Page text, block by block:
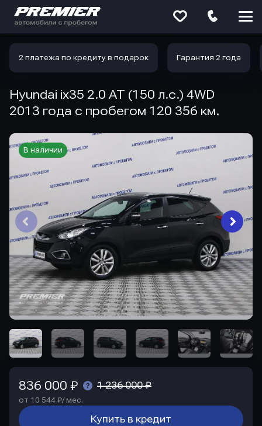
2 платежа по кредиту в подарок Гарантия 2 года
Hyundai ix35 2.0 AT (150 л.с.) 4WD
2013 года с пробегом 120 356 км.
В наличии
836 000 ₽ 1 236 000 ₽
от 10 544 ₽/ мес.
Купить в кредит